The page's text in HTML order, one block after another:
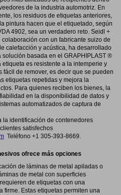
de la industria automotriz. En
los residuos de etiquetas anteriores,
pintura hacen que el etiquetado, según
4902, sea un verdadero reto. Seidl +
colaboración con un fabricante suizo de
calefacción y acústica, ha desarrollado
solución basada en el GRAPHIPLAST ®
etiqueta es resistente a la intemperie y
fácil de remover, es decir que se pueden
etiquetas repetidas y mejora la
Para quienes reciben los bienes, la
en la disponibilidad de datos y
automatizados de captura de
la identificación de contenedores
satisfechos
Teléfono +1 305-393-8669.
ofrece más opciones
de láminas de metal apiladas o
de metal con superficies
de etiquetas con una
firme. Estas etiquetas permiten una